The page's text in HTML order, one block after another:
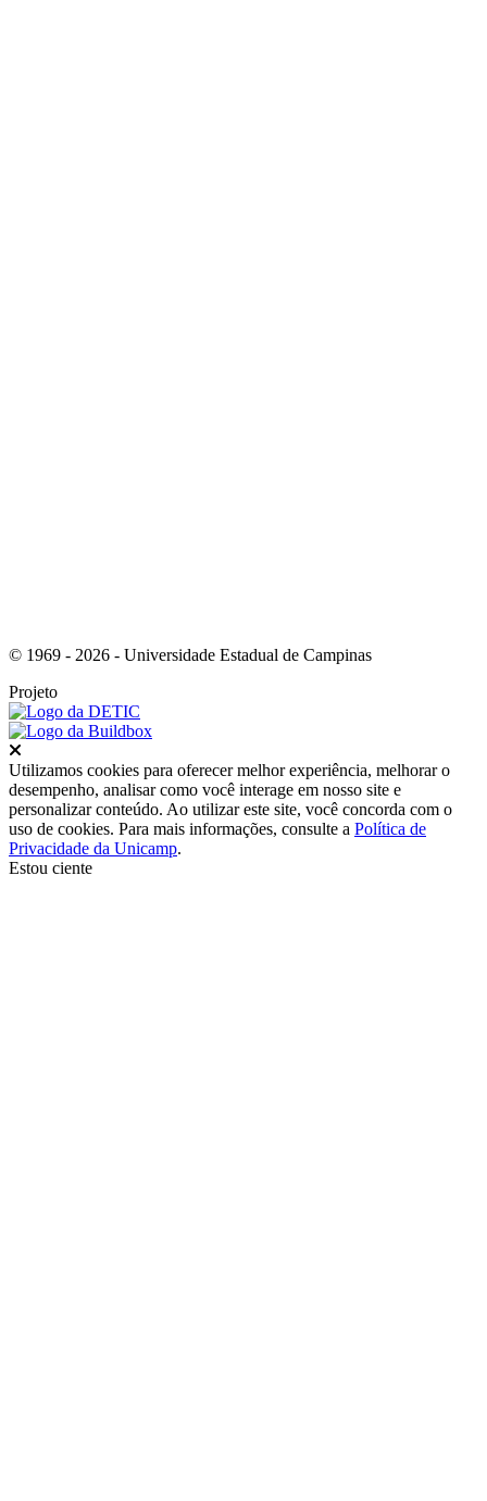
© 1969 - 2026 - Universidade Estadual de Campinas
Projeto
Utilizamos cookies para oferecer melhor experiência, melhorar o
desempenho, analisar como você interage em nosso site e
personalizar conteúdo. Ao utilizar este site, você concorda com o
uso de cookies. Para mais informações, consulte a Política de
Privacidade da Unicamp.
Estou ciente